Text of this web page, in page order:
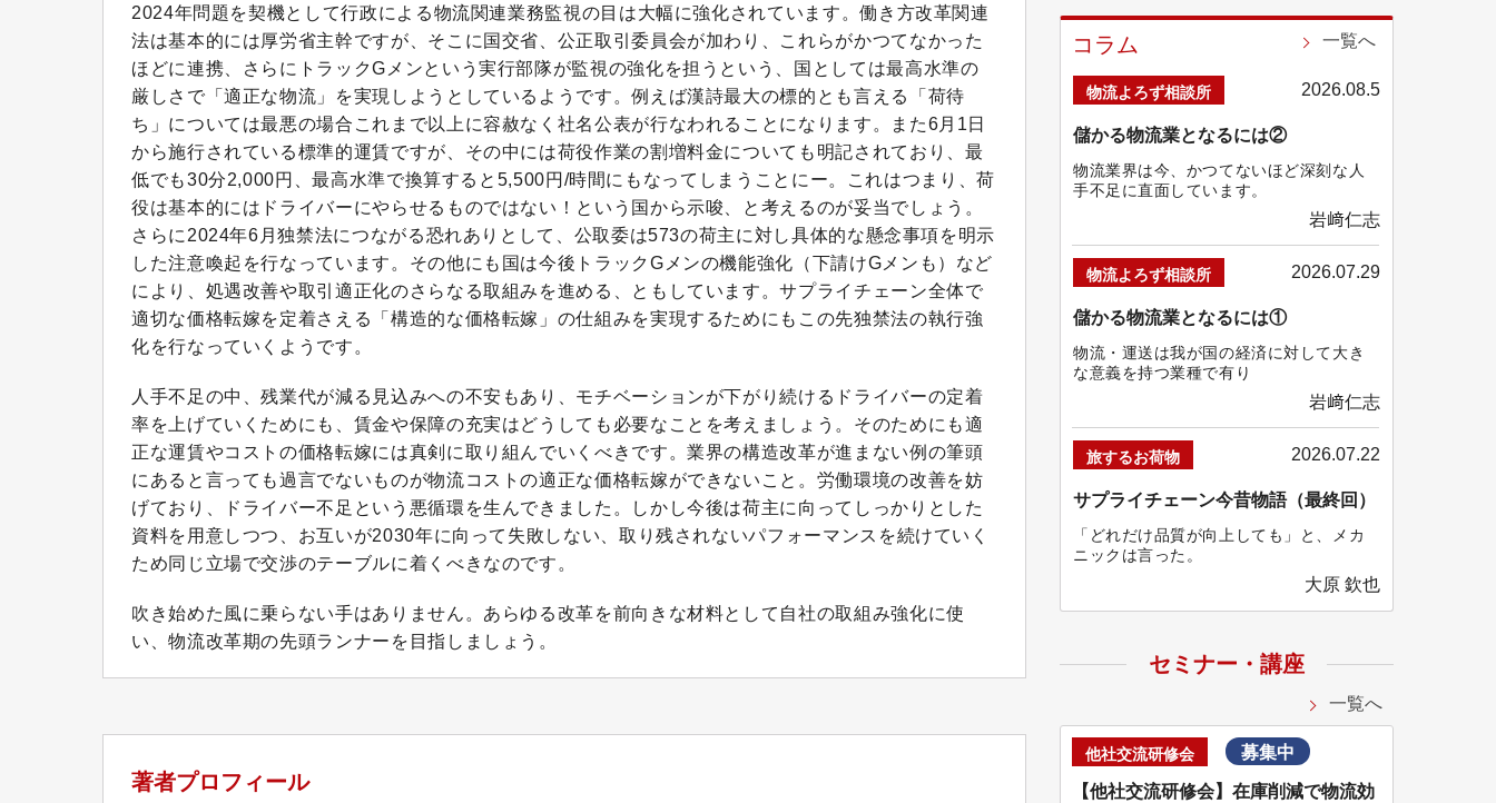
2024年問題を契機として行政による物流関連業務監視の目は大幅に強化されています。働き方改革関連
法は基本的には厚労省主幹ですが、そこに国交省、公正取引委員会が加わり、これらがかつてなかった
ほどに連携、さらにトラックGメンという実行部隊が監視の強化を担うという、国としては最高水準の
厳しさで「適正な物流」を実現しようとしているようです。例えば漢詩最大の標的とも言える「荷待
ち」については最悪の場合これまで以上に容赦なく社名公表が行なわれることになります。また6月1日
から施行されている標準的運賃ですが、その中には荷役作業の割増料金についても明記されており、最
低でも30分2,000円、最高水準で換算すると5,500円/時間にもなってしまうことにー。これはつまり、荷
役は基本的にはドライバーにやらせるものではない！という国から示唆、と考えるのが妥当でしょう。
さらに2024年6月独禁法につながる恐れありとして、公取委は573の荷主に対し具体的な懸念事項を明示
した注意喚起を行なっています。その他にも国は今後トラックGメンの機能強化（下請けGメンも）など
により、処遇改善や取引適正化のさらなる取組みを進める、ともしています。サプライチェーン全体で
適切な価格転嫁を定着さえる「構造的な価格転嫁」の仕組みを実現するためにもこの先独禁法の執行強
化を行なっていくようです。
人手不足の中、残業代が減る見込みへの不安もあり、モチベーションが下がり続けるドライバーの定着
率を上げていくためにも、賃金や保障の充実はどうしても必要なことを考えましょう。そのためにも適
正な運賃やコストの価格転嫁には真剣に取り組んでいくべきです。業界の構造改革が進まない例の筆頭
にあると言っても過言でないものが物流コストの適正な価格転嫁ができないこと。労働環境の改善を妨
げており、ドライバー不足という悪循環を生んできました。しかし今後は荷主に向ってしっかりとした
資料を用意しつつ、お互いが2030年に向って失敗しない、取り残されないパフォーマンスを続けていく
ため同じ立場で交渉のテーブルに着くべきなのです。
吹き始めた風に乗らない手はありません。あらゆる改革を前向きな材料として自社の取組み強化に使
い、物流改革期の先頭ランナーを目指しましょう。
著者プロフィール
コラム
物流よろず相談所 2026.08.5
儲かる物流業となるには②
物流業界は今、かつてないほど深刻な人
手不足に直面しています。
岩﨑仁志
物流よろず相談所 2026.07.29
儲かる物流業となるには①
物流・運送は我が国の経済に対して大き
な意義を持つ業種で有り
岩﨑仁志
旅するお荷物 2026.07.22
サプライチェーン今昔物語（最終回）
「どれだけ品質が向上しても」と、メカ
ニックは言った。
大原 欽也
一覧へ
セミナー・講座
一覧へ
他社交流研修会 募集中
【他社交流研修会】在庫削減で物流効